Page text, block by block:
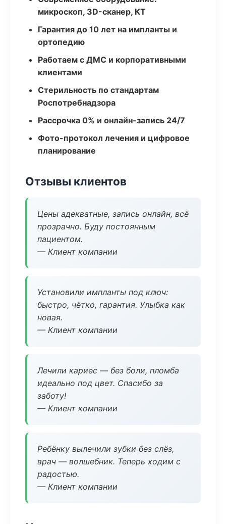
микроскоп, 3D-сканер, КТ
Гарантия до 10 лет на импланты и
ортопедию
Работаем с ДМС и корпоративными
клиентами
Стерильность по стандартам
Роспотребнадзора
Рассрочка 0% и онлайн-запись 24/7
Фото-протокол лечения и цифровое
планирование
Отзывы клиентов
Цены адекватные, запись онлайн, всё
прозрачно. Буду постоянным
пациентом.
— Клиент компании
Установили импланты под ключ:
быстро, чётко, гарантия. Улыбка как
новая.
— Клиент компании
Лечили кариес — без боли, пломба
идеально под цвет. Спасибо за
заботу!
— Клиент компании
Ребёнку вылечили зубки без слёз,
врач — волшебник. Теперь ходим с
радостью.
— Клиент компании